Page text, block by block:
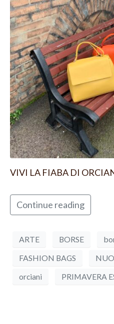
VIVI LA FIABA DI
Continue reading
ARTE BORSE
FASHION BAGS
orciani
PRIMAVERA